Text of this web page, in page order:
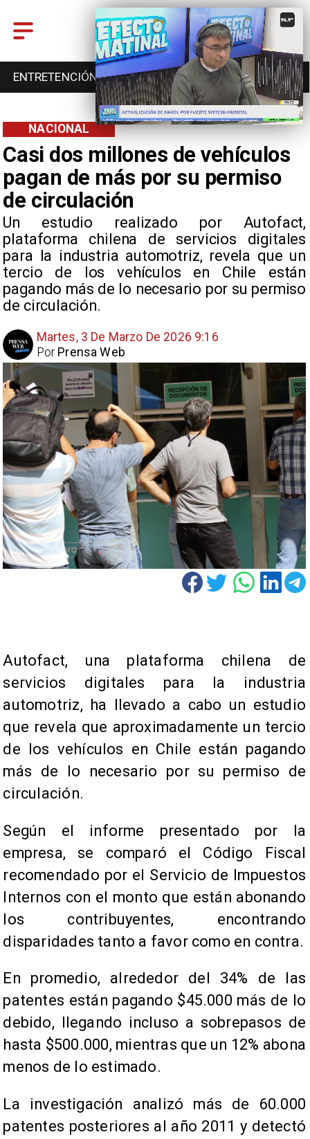
DEPORTES CULTURA TURISMO
Casi dos millones de vehículos
pagan de más por su permiso
de circulación
Un estudio realizado por Autofact,
plataforma chilena de servicios digitales
para la industria automotriz, revela que un
tercio de los vehículos en Chile están
pagando más de lo necesario por su permiso
de circulación.
NACIONAL
Martes, 3 De Marzo De 2026 9:16
Prensa Web
Por
Autofact, una plataforma chilena de
servicios digitales para la industria
automotriz, ha llevado a cabo un estudio
que revela que aproximadamente un tercio
de los vehículos en Chile están pagando
más de lo necesario por su permiso de
circulación.
Según el informe presentado por la
empresa, se comparó el Código Fiscal
recomendado por el Servicio de Impuestos
Internos con el monto que están abonando
los contribuyentes, encontrando
disparidades tanto a favor como en contra.
En promedio, alrededor del 34% de las
patentes están pagando $45.000 más de lo
debido, llegando incluso a sobrepasos de
hasta $500.000, mientras que un 12% abona
menos de lo estimado.
La investigación analizó más de 60.000
patentes posteriores al año 2011 y detectó